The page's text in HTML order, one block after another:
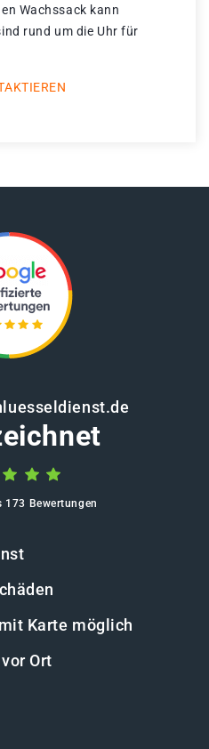
Wachssack kann
rund um die Uhr für
173 Bewertungen
Karte möglich
Ort